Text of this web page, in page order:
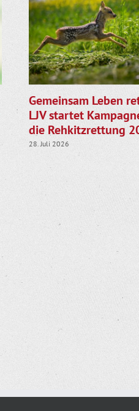
Gemeinsam Leben
LJV startet
die Rehkitzrettung
28. Juli 2026